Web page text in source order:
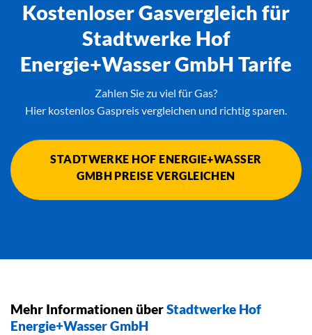
Kostenloser Gasvergleich für
Stadtwerke Hof
Energie+Wasser GmbH Tarife
Zahlen Sie zu viel für Gas?
Hier kostenlos Gaspreis vergleichen und richtig sparen.
STADTWERKE HOF ENERGIE+WASSER
GMBH PREISE VERGLEICHEN
Mehr Informationen überStadtwerke Hof
Energie+Wasser GmbH